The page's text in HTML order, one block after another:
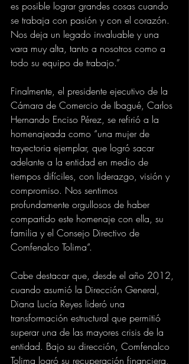
es posible lograr grandes cosas cuando
se trabaja con pasión y con el corazón.
Nos deja un legado invaluable y una
vara muy alta, tanto a nosotros como a
todo su equipo de trabajo.”
Finalmente, el presidente ejecutivo de la
Cámara de Comercio de Ibagué, Carlos
Hernando Enciso Pérez, se refirió a la
homenajeada como “una mujer de
trayectoria ejemplar, que logró sacar
adelante a la entidad en medio de
tiempos difíciles, con liderazgo, visión y
compromiso. Nos sentimos
profundamente orgullosos de haber
compartido este homenaje con ella, su
familia y el Consejo Directivo de
Comfenalco Tolima”.
Cabe destacar que, desde el año 2012,
cuando asumió la Dirección General,
Diana Lucía Reyes lideró una
transformación estructural que permitió
superar una de las mayores crisis de la
entidad. Bajo su dirección, Comfenalco
Tolima logró su recuperación financiera,